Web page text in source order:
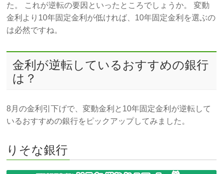
た。 これが逆転の要因といったところでしょうか。 変動
金利より10年固定金利が低ければ、10年固定金利を選ぶの
は必然ですね。
金利が逆転しているおすすめの銀行
は？
8月の金利引下げで、変動金利と10年固定金利が逆転して
いるおすすめの銀行をピックアップしてみました。
りそな銀行